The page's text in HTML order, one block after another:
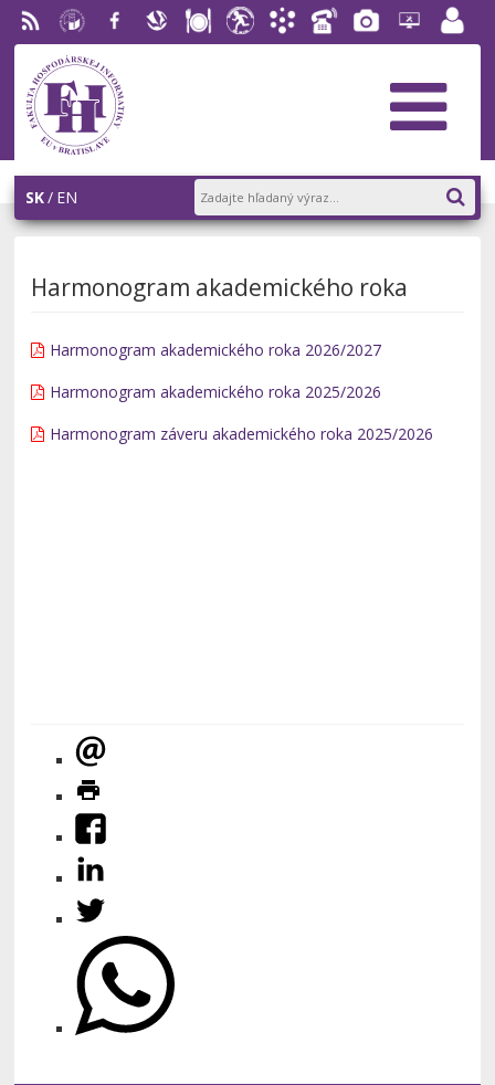
RSS EU v
Bratislave
FacebookSlovenskáStravovanie
ŠtudentskýAkademický
TelefónnyFotogaléria
Helpdesk
portál
SK EN
Harmonogram akademického roka
Harmonogram akademického roka 2026/2027
Harmonogram akademického roka 2025/2026
Harmonogram záveru akademického roka 2025/2026